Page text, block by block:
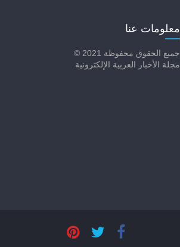
معلومات عنا
جميع الحقوق محفوظة 2021 ©
مجلة الأخبار العربية الإلكترونية